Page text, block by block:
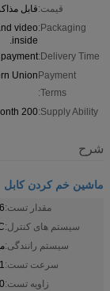
قیمت:قابل
Packaging:
video
inside.
Delivery Time:
Payment
Terms:
Union,
Supply Ability:
200 sets per month
شرح
ماشین خم کردن کابل
مقدار تست:6 PCS
سیستم های کنترل:
سیستم رانندگی:
سرعت تست:1 ~ 60rpm ± 0.5rpm
زاویه تست:0 ± 180 درجه یا زاویه محدود نیست